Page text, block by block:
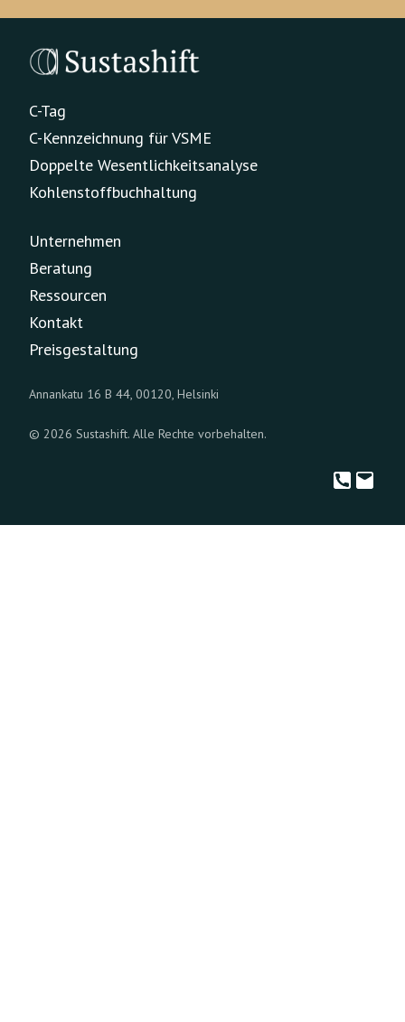
Unternehmen
Beratung
Ressourcen
Kontakt
Preisgestaltung
C-Tag
C-Kennzeichnung für VSME
Doppelte Wesentlichkeitsanalyse
Kohlenstoffbuchhaltung
© 2026 Sustashift. Alle Rechte vorbehalten.
Annankatu 16 B 44, 00120, Helsinki